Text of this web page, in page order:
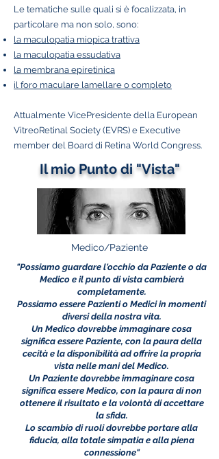
Le tematiche sulle quali si è focalizzata, in
particolare ma non solo, sono:
la maculopatia miopica trattiva
la maculopatia essudativa
la membrana epiretinica
il foro maculare lamellare o completo
Attualmente VicePresidente della European
VitreoRetinal Society (EVRS) e Executive
member del Board di Retina World Congress.
Il mio Punto di "Vista"
Medico/Paziente
"Possiamo guardare l'occhio da Paziente o da
Medico e il punto di vista cambierà
completamente.
Possiamo essere Pazienti o Medici in momenti
diversi della nostra vita.
Un Medico dovrebbe immaginare cosa
significa essere Paziente, con la paura della
cecità e la disponibilità ad offrire la propria
vista nelle mani del Medico.
Un Paziente dovrebbe immaginare cosa
significa essere Medico, con la paura di non
ottenere il risultato e la volontà di accettare
la sfida.
Lo scambio di ruoli dovrebbe portare alla
fiducia, alla totale simpatia e alla piena
connessione"